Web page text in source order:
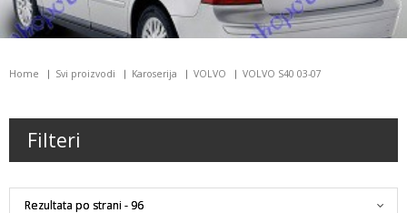
Home Svi proizvodi Karoserija VOLVO VOLVO S40 03-07
Filteri